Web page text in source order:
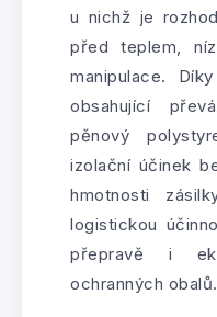
u nichž je
před teplem,
manipulace.
obsahující
pěnový
izolační účinek
hmotnosti
logistickou
přepravě i
ochranných obalů.